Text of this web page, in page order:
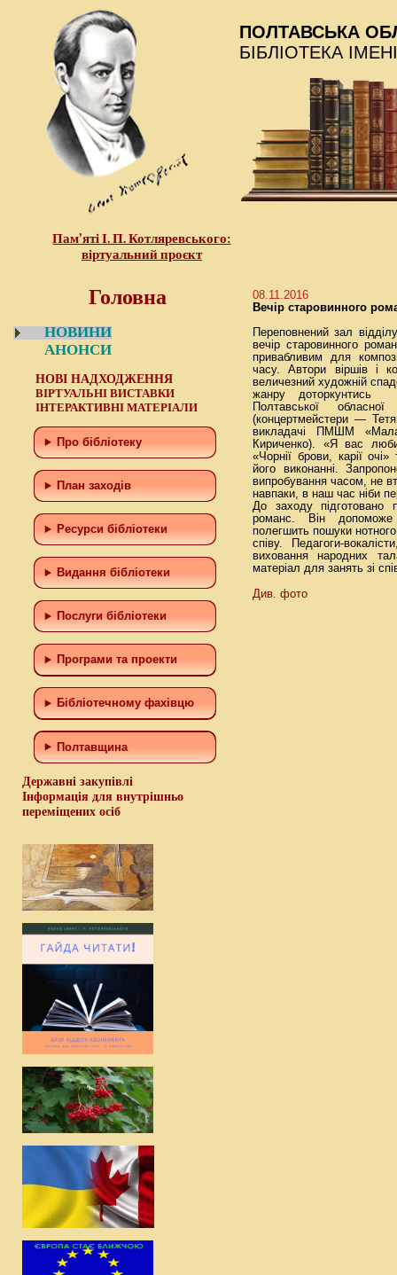
Пам’яті І. П. Котляревського:
віртуальний проєкт
ПОЛТАВСЬКА
БІБЛІОТЕКА
Головна
НОВИНИ
АНОНСИ
НОВІ НАДХОДЖЕННЯ
ВІРТУАЛЬНІ ВИСТАВКИ
ІНТЕРАКТИВНІ МАТЕРІАЛИ
Про бібліотеку
План заходів
Ресурси бібліотеки
Видання бібліотеки
Послуги бібліотеки
Програми та проекти
Бiблiотечному фахiвцю
Полтавщина
Державні закупівлі
Інформація для внутрішньо
переміщених осіб
08.11.2016
Вечір старовинного
Переповнений зал
вечір старовинного
привабливим для
часу. Автори віршів і
величезний художній
жанру доторкунтись
Полтавської
(концертмейстери —
викладачі ПМШМ «Мала
Кириченко). «Я вас
«Чорнії брови, карії
його виконанні.
випробування часом, не
навпаки, в наш час ніби
До заходу підготовано
романс. Він допоможе
полегшить пошуки
співу. Педагоги-
виховання народних
матеріал для занять зі
Див. фото